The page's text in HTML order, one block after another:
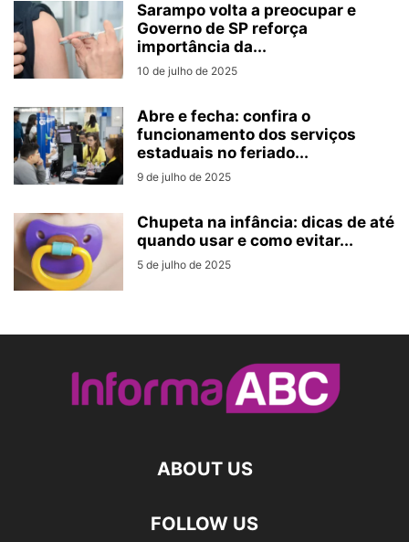
Sarampo volta a preocupar e
Governo de SP reforça
importância da...
10 de julho de 2025
Abre e fecha: confira o
funcionamento dos serviços
estaduais no feriado...
9 de julho de 2025
Chupeta na infância: dicas de até
quando usar e como evitar...
5 de julho de 2025
ABOUT US
FOLLOW US